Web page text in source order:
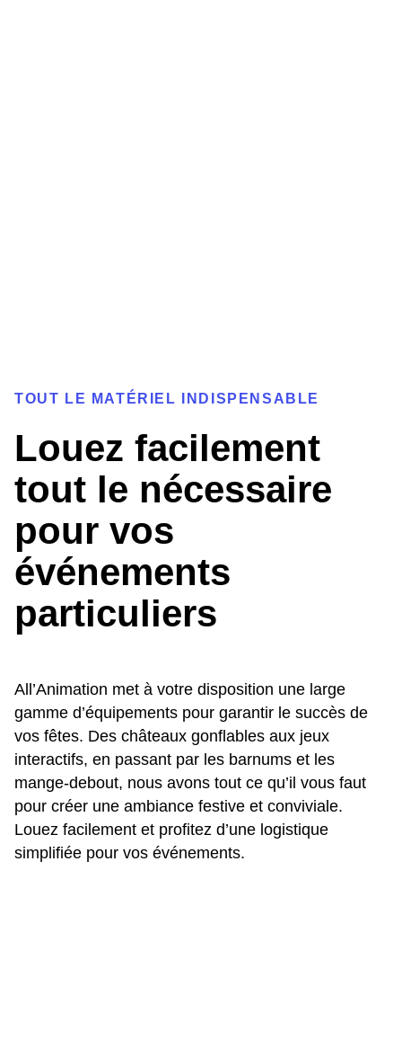
TOUT LE MATÉRIEL INDISPENSABLE
Louez facilement
tout le nécessaire
pour vos
événements
particuliers
All’Animation met à votre disposition une large
gamme d’équipements pour garantir le succès de
vos fêtes. Des châteaux gonflables aux jeux
interactifs, en passant par les barnums et les
mange-debout, nous avons tout ce qu’il vous faut
pour créer une ambiance festive et conviviale.
Louez facilement et profitez d’une logistique
simplifiée pour vos événements.